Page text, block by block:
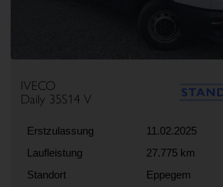
IVECO
Daily 35S14 V
Erstzulassung
11.02.2025
Laufleistung
27.775 km
Standort
Eppegem